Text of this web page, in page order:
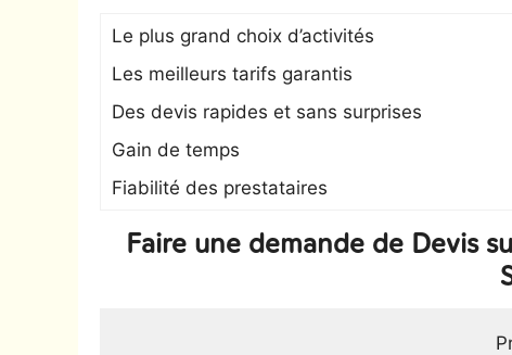
Le plus grand choix d’activités
Les meilleurs tarifs garantis
Des devis rapides et sans surprises
Gain de temps
Fiabilité des prestataires
Faire une demande de Devis